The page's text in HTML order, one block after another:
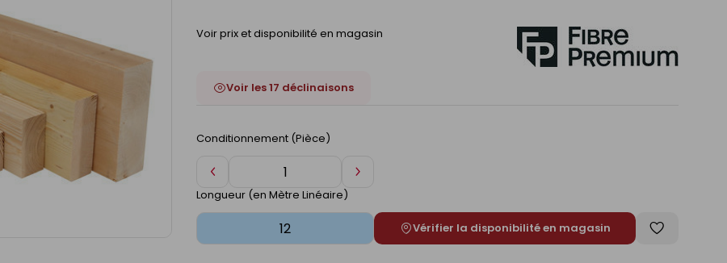
Voir prix et disponibilité en magasin
Voir les 17 déclinaisons
Conditionnement (Pièce)
Diminuer
de
1
Augmenter
Longueur (en Mètre Linéaire)
Vérifier la disponibilité en magasin
Enregistrer